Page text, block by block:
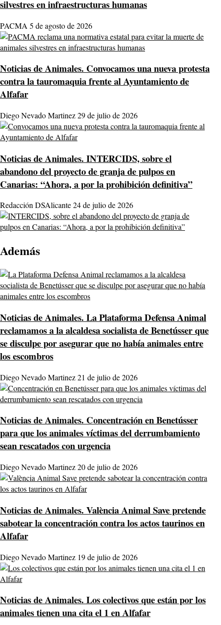
silvestres en infraestructuras humanas
PACMA 5 de agosto de 2026
Noticias de Animales. Convocamos una nueva protesta
contra la tauromaquia frente al Ayuntamiento de
Alfafar
Diego Nevado Martinez29 de julio de 2026
Noticias de Animales. INTERCIDS, sobre el
abandono del proyecto de granja de pulpos en
Canarias: “Ahora, a por la prohibición definitiva”
Redacción DSAlicante24 de julio de 2026
Además
Noticias de Animales. La Plataforma Defensa Animal
reclamamos a la alcaldesa socialista de Benetússer que
se disculpe por asegurar que no había animales entre
los escombros
Diego Nevado Martinez21 de julio de 2026
Noticias de Animales. Concentración en Benetússer
para que los animales víctimas del derrumbamiento
sean rescatados con urgencia
Diego Nevado Martinez20 de julio de 2026
Noticias de Animales. València Animal Save pretende
sabotear la concentración contra los actos taurinos en
Alfafar
Diego Nevado Martinez 19 de julio de 2026
Noticias de Animales. Los colectivos que están por los
animales tienen una cita el 1 en Alfafar